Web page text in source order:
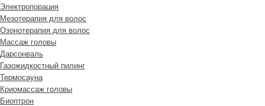
Электропорация
Мезотерапия для волос
Озонотерапия для волос
Массаж головы
Дарсонваль
Газожидкостный пилинг
Термосауна
Криомассаж головы
Биоптрон